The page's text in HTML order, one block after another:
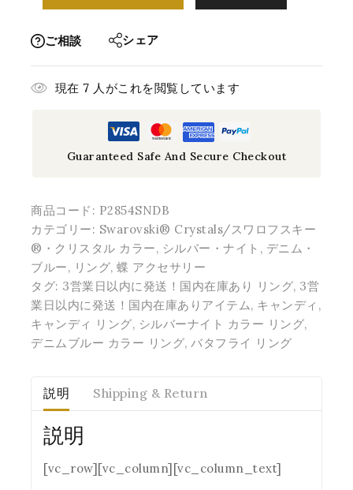
ご相談 シェア
現在 7 人がこれを閲覧しています
Guaranteed Safe And Secure Checkout
商品コード: P2854SNDB
カテゴリー: Swarovski® Crystals/スワロフスキー
®・クリスタル カラー, シルバー・ナイト , デニム・
ブルー, リング, 蝶 アクセサリー
タグ: 3営業日以内に発送！国内在庫あり リング, 3営
業日以内に発送！国内在庫ありアイテム, キャンディ ,
キャンディ リング, シルバーナイト カラー リング,
デニムブルー カラー リング, バタフライ リング
説明 Shipping & Return
説明
[vc_row][vc_column][vc_column_text]